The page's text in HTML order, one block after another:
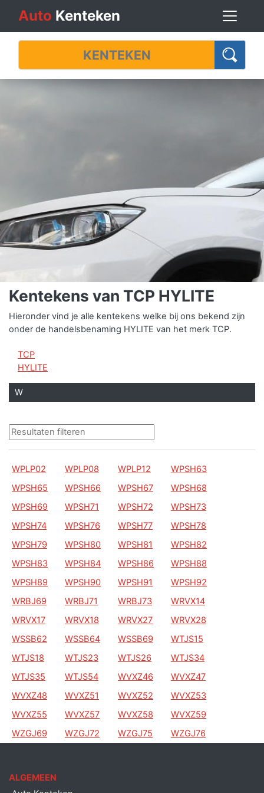
Auto Kenteken
Kentekens van TCP HYLITE
Hieronder vind je alle kentekens welke bij ons bekend zijn
onder de handelsbenaming HYLITE van het merk TCP.
TCP
HYLITE
W
WPLP02 WPLP08 WPLP12
WPSH63
WPSH65
WPSH66 WPSH67
WPSH68
WPSH69
WPSH71 WPSH72
WPSH73
WPSH74
WPSH76 WPSH77
WPSH78
WPSH79
WPSH80 WPSH81
WPSH82
WPSH83
WPSH84 WPSH86
WPSH88
WPSH89
WPSH90 WPSH91
WPSH92
WRBJ69
WRBJ71 WRBJ73
WRVX14
WRVX17
WRVX18 WRVX27
WRVX28
WSSB62
WSSB64 WSSB69
WTJS15
WTJS18
WTJS23 WTJS26
WTJS34
WTJS35
WTJS54 WVXZ46
WVXZ47
WVXZ48
WVXZ51 WVXZ52
WVXZ53
WVXZ55
WVXZ57 WVXZ58
WVXZ59
WZGJ69
WZGJ72 WZGJ75 WZGJ76
ALGEMEEN